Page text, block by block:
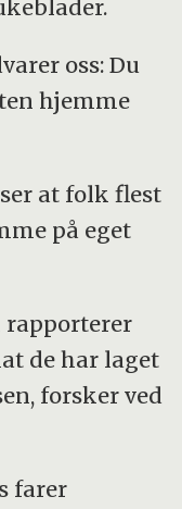
oss: Du
hjemme
at folk flest
på eget
rapporterer
de har laget
forsker ved
farer